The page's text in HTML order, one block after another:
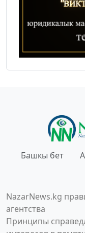
Башкы бет
NazarNews.kg
агентства
Принципы